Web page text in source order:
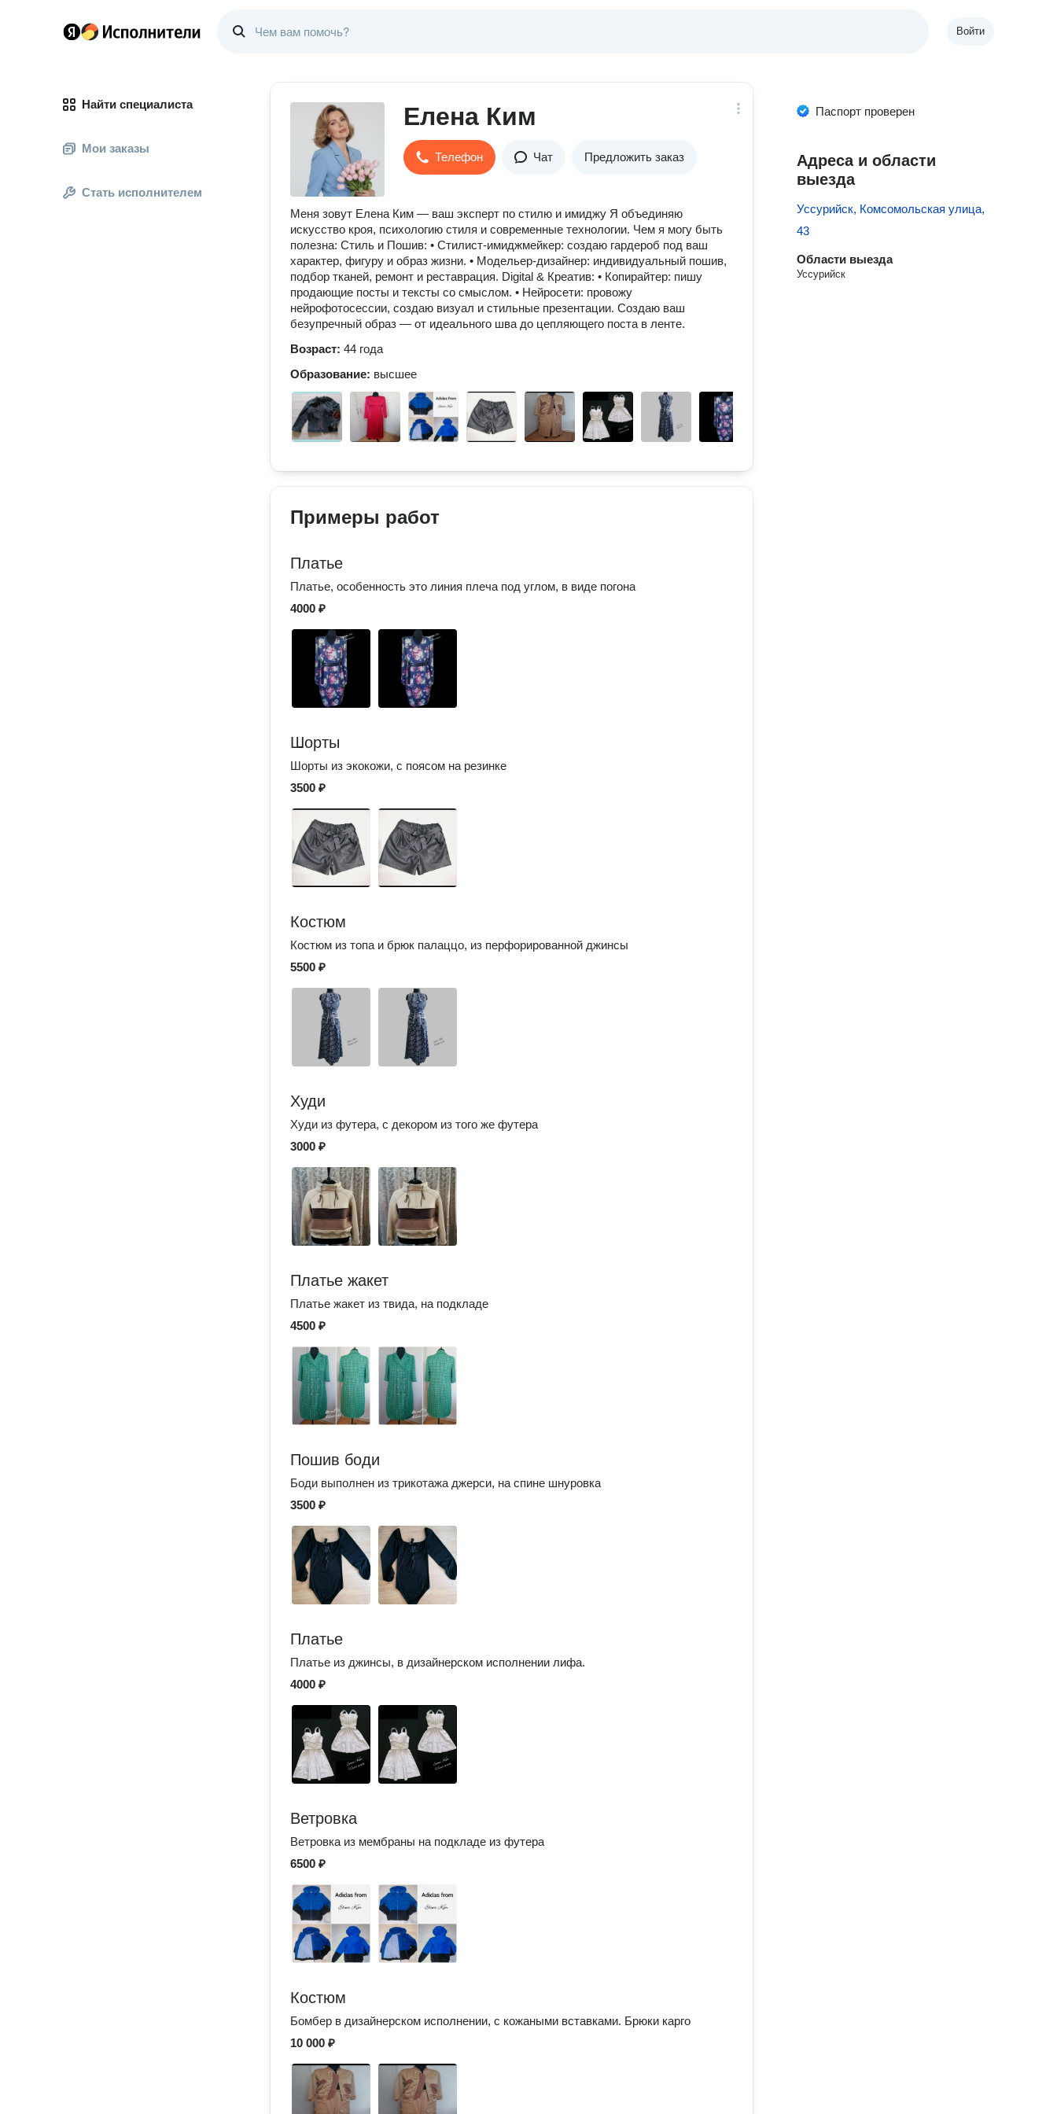
Войти
Найти специалиста
Мои заказы
Стать исполнителем
Елена Ким
Телефон Чат Предложить заказ
Меня зовут Елена Ким — ваш эксперт по стилю и имиджу Я объединяю
искусство кроя, психологию стиля и современные технологии. Чем я могу быть
полезна: Стиль и Пошив: • Стилист-имиджмейкер: создаю гардероб под ваш
характер, фигуру и образ жизни. • Модельер-дизайнер: индивидуальный пошив,
подбор тканей, ремонт и реставрация. Digital & Креатив: • Копирайтер: пишу
продающие посты и тексты со смыслом. • Нейросети: провожу
нейрофотосессии, создаю визуал и стильные презентации. Создаю ваш
безупречный образ — от идеального шва до цепляющего поста в ленте.
Возраст: 44 года
Образование: высшее
Примеры работ
Платье
Платье, особенность это линия плеча под углом, в виде погона
4000 ₽
Шорты
Шорты из экокожи, с поясом на резинке
3500 ₽
Костюм
Костюм из топа и брюк палаццо, из перфорированной джинсы
5500 ₽
Худи
Худи из футера, с декором из того же футера
3000 ₽
Платье жакет
Платье жакет из твида, на подкладе
4500 ₽
Пошив боди
Боди выполнен из трикотажа джерси, на спине шнуровка
3500 ₽
Платье
Платье из джинсы, в дизайнерском исполнении лифа.
4000 ₽
Ветровка
Ветровка из мембраны на подкладе из футера
6500 ₽
Костюм
Бомбер в дизайнерском исполнении, с кожаными вставками. Брюки карго
10 000 ₽
Паспорт проверен
Адреса и области
выезда
Уссурийск, Комсомольская улица,
43
Области выезда
Уссурийск